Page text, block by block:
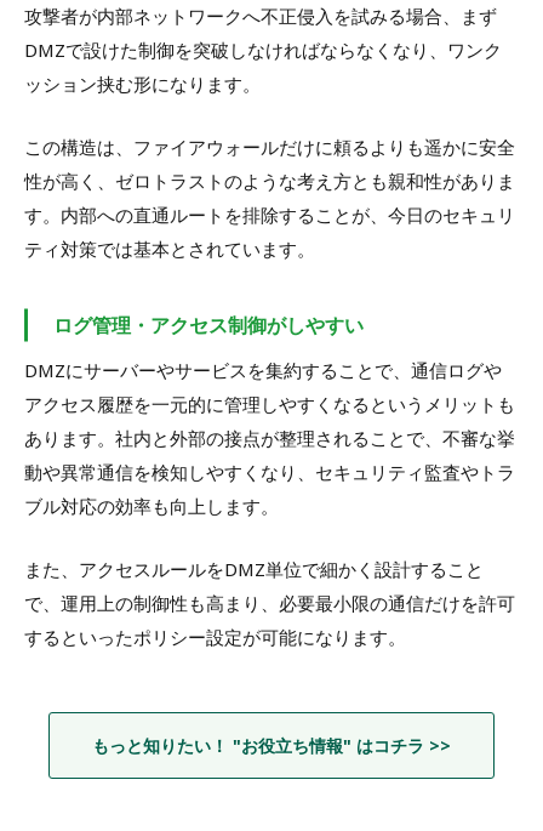
攻撃者が内部ネットワークへ不正侵入を試みる場合、まず
DMZで設けた制御を突破しなければならなくなり、ワンク
ッション挟む形になります。
この構造は、ファイアウォールだけに頼るよりも遥かに安全
性が高く、ゼロトラストのような考え方とも親和性がありま
す。内部への直通ルートを排除することが、今日のセキュリ
ティ対策では基本とされています。
ログ管理・アクセス制御がしやすい
DMZにサーバーやサービスを集約することで、通信ログや
アクセス履歴を一元的に管理しやすくなるというメリットも
あります。社内と外部の接点が整理されることで、不審な挙
動や異常通信を検知しやすくなり、セキュリティ監査やトラ
ブル対応の効率も向上します。
また、アクセスルールをDMZ単位で細かく設計すること
で、運用上の制御性も高まり、必要最小限の通信だけを許可
するといったポリシー設定が可能になります。
もっと知りたい！ "お役立ち情報" はコチラ >>